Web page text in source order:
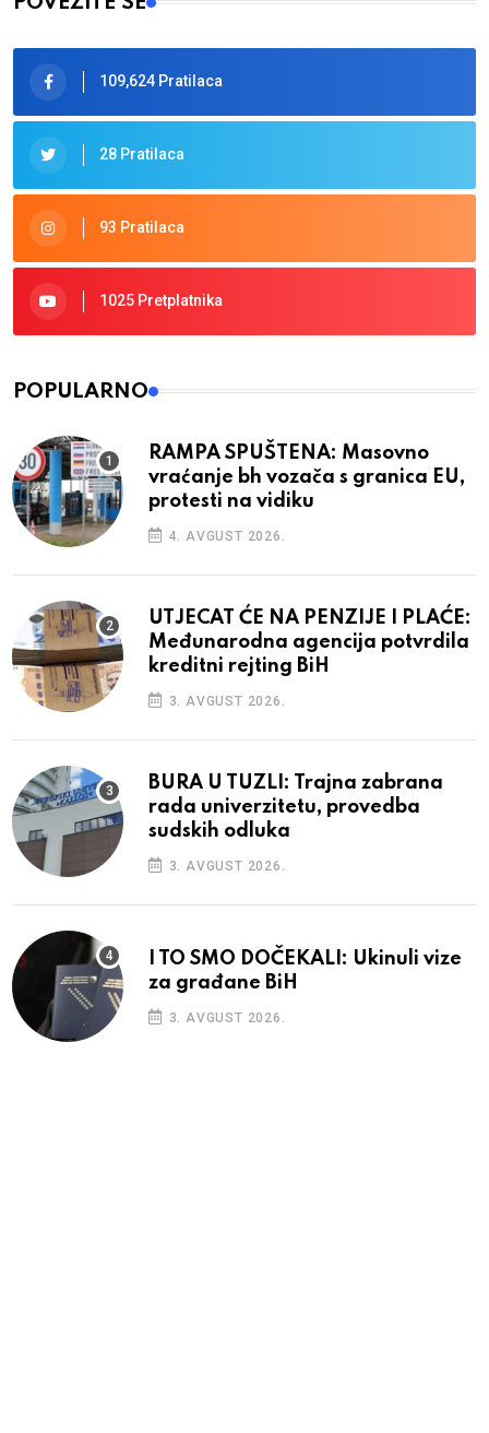
109,624 Pratilaca
28 Pratilaca
93 Pratilaca
1025 Pretplatnika
POPULARNO
RAMPA SPUŠTENA: Masovno
vraćanje bh vozača s granica EU,
protesti na vidiku
4. AVGUST 2026.
UTJECAT ĆE NA PENZIJE I PLAĆE:
Međunarodna agencija potvrdila
kreditni rejting BiH
3. AVGUST 2026.
BURA U TUZLI: Trajna zabrana
rada univerzitetu, provedba
sudskih odluka
3. AVGUST 2026.
I TO SMO DOČEKALI: Ukinuli vize
za građane BiH
3. AVGUST 2026.